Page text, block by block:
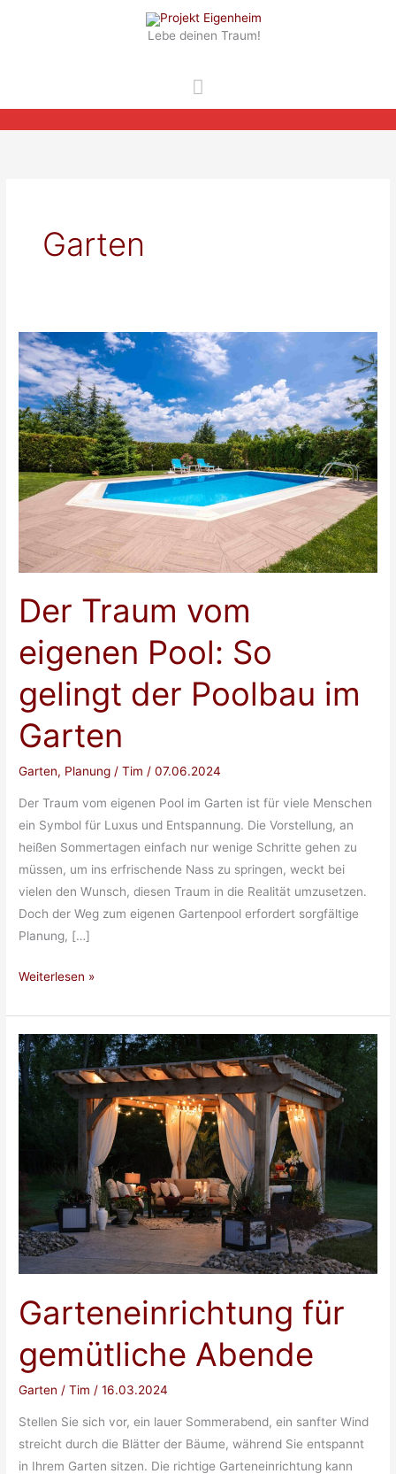
Lebe deinen Traum!
Hauptmenü
Garten
Der Traum vom
eigenen Pool: So
gelingt der Poolbau im
Garten
Garten, Planung /Tim/07.06.2024
Der Traum vom eigenen Pool im Garten ist für viele Menschen
ein Symbol für Luxus und Entspannung. Die Vorstellung, an
heißen Sommertagen einfach nur wenige Schritte gehen zu
müssen, um ins erfrischende Nass zu springen, weckt bei
vielen den Wunsch, diesen Traum in die Realität umzusetzen.
Doch der Weg zum eigenen Gartenpool erfordert sorgfältige
Planung, […]
Der
vom
eigenen
Pool:
So
gelingt
im
Garten
Weiterlesen »
Garteneinrichtung für
gemütliche Abende
Garten /Tim /16.03.2024
Stellen Sie sich vor, ein lauer Sommerabend, ein sanfter Wind
streicht durch die Blätter der Bäume, während Sie entspannt
in Ihrem Garten sitzen. Die richtige Garteneinrichtung kann